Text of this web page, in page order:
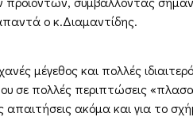
ο κ.Διαμαντίδης.
μέγεθος και πολλές
σε πολλές περιπτώσεις
απαιτήσεις ακόμα και για το